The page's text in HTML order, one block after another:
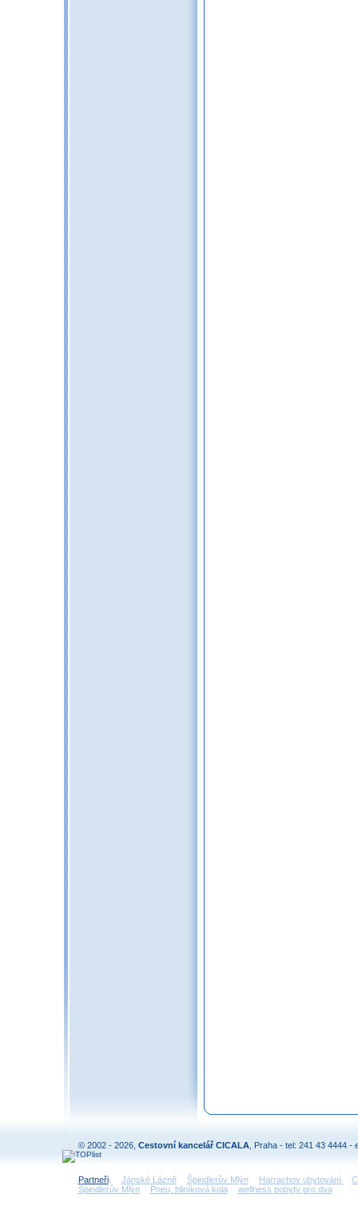
© 2002 - 2026, Cestovní kancelář CICALA , Praha - tel: 241 43 4444 -
Partneři: Jánské Lázně Špindlerův Mlýn Harrachov ubytování
Špindlerův Mlýn
Pneu, hliníková kola wellness pobyty pro dva